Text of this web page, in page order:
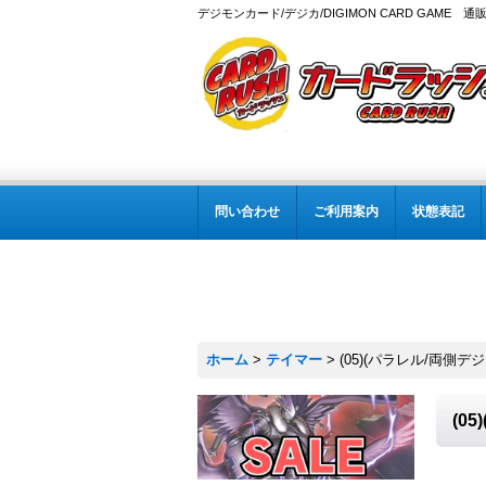
デジモンカード/デジカ/DIGIMON CARD GAME 通
問い合わせ ご利用案内 状態表記
ホーム > テイマー > (05)(パラレル/両側デ